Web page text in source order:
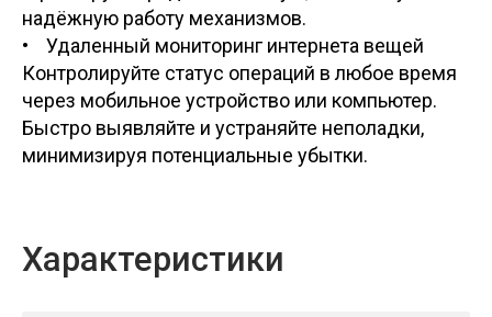
надёжную работу механизмов.
• Удаленный мониторинг интернета вещей
Контролируйте статус операций в любое время
через мобильное устройство или компьютер.
Быстро выявляйте и устраняйте неполадки,
минимизируя потенциальные убытки.
Характеристики